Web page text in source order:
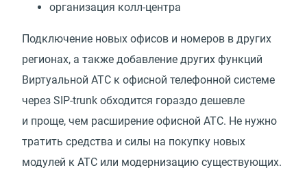
организация колл-центра
Подключение новых офисов и номеров в других
регионах, а также добавление других функций
Виртуальной АТС к офисной телефонной системе
через SIP-trunk обходится гораздо дешевле
и проще, чем расширение офисной АТС. Не нужно
тратить средства и силы на покупку новых
модулей к АТС или модернизацию существующих.